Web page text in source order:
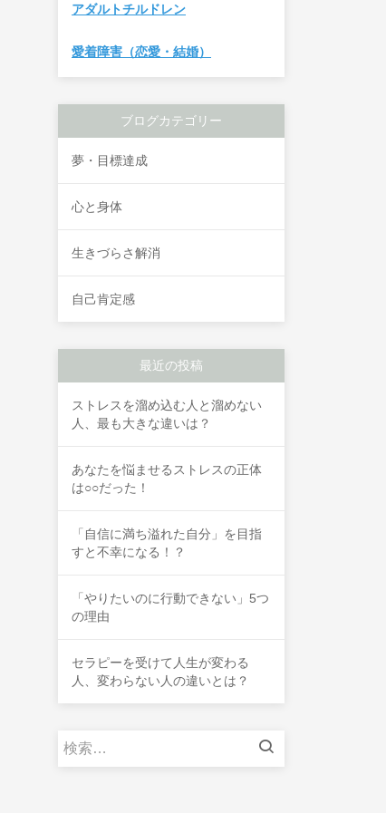
アダルトチルドレン
愛着障害（恋愛・結婚）
ブログカテゴリー
夢・目標達成
心と身体
生きづらさ解消
自己肯定感
最近の投稿
ストレスを溜め込む人と溜めない
人、最も大きな違いは？
あなたを悩ませるストレスの正体
は○○だった！
「自信に満ち溢れた自分」を目指
すと不幸になる！？
「やりたいのに行動できない」5つ
の理由
セラピーを受けて人生が変わる
人、変わらない人の違いとは？
検